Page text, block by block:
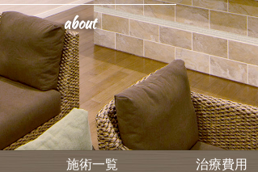
about
施術一覧 治療費用